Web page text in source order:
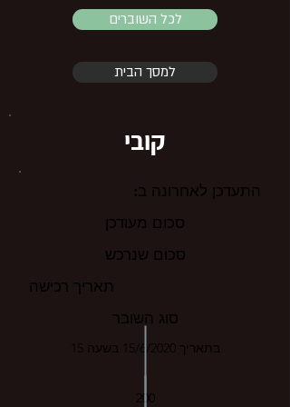
לכל השוברים
למסך הבית
קובי
התעדכן לאחרונה ב:
סכום מעודכן
סכום שנרכש
תאריך רכישה
סוג השובר
בתאריך 15/6/2020 בשעה 15
200